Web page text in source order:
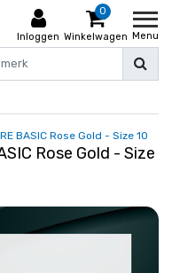
Inloggen
0
Winkelwagen Menu
BASIC Rose Gold - Size 10
Rose Gold - Size